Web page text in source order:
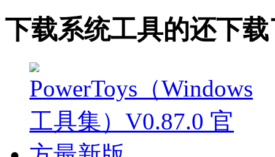
下载系统工具的还下